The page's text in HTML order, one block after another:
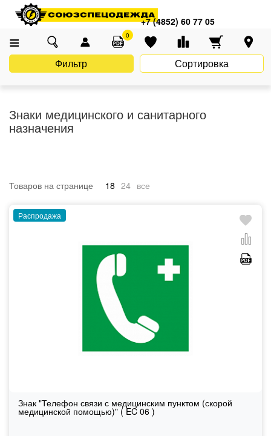
+7 (4852) 60 77 05
0
Главная Каталог
Знаки безопасности
Знаки медицинского и санитарного назначения
Знаки медицинского и санитарного
назначения
Фильтр Сортировка
Товаров на странице 18 24 все
Распродажа
Знак "Телефон связи с медицинским пунктом (скорой
медицинской помощью)" ( EC 06 )